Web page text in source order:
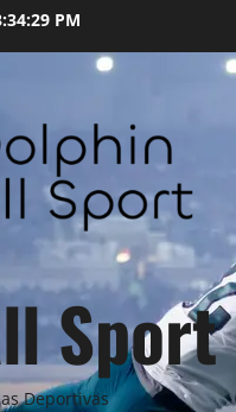
PM
Sport
Deportivas